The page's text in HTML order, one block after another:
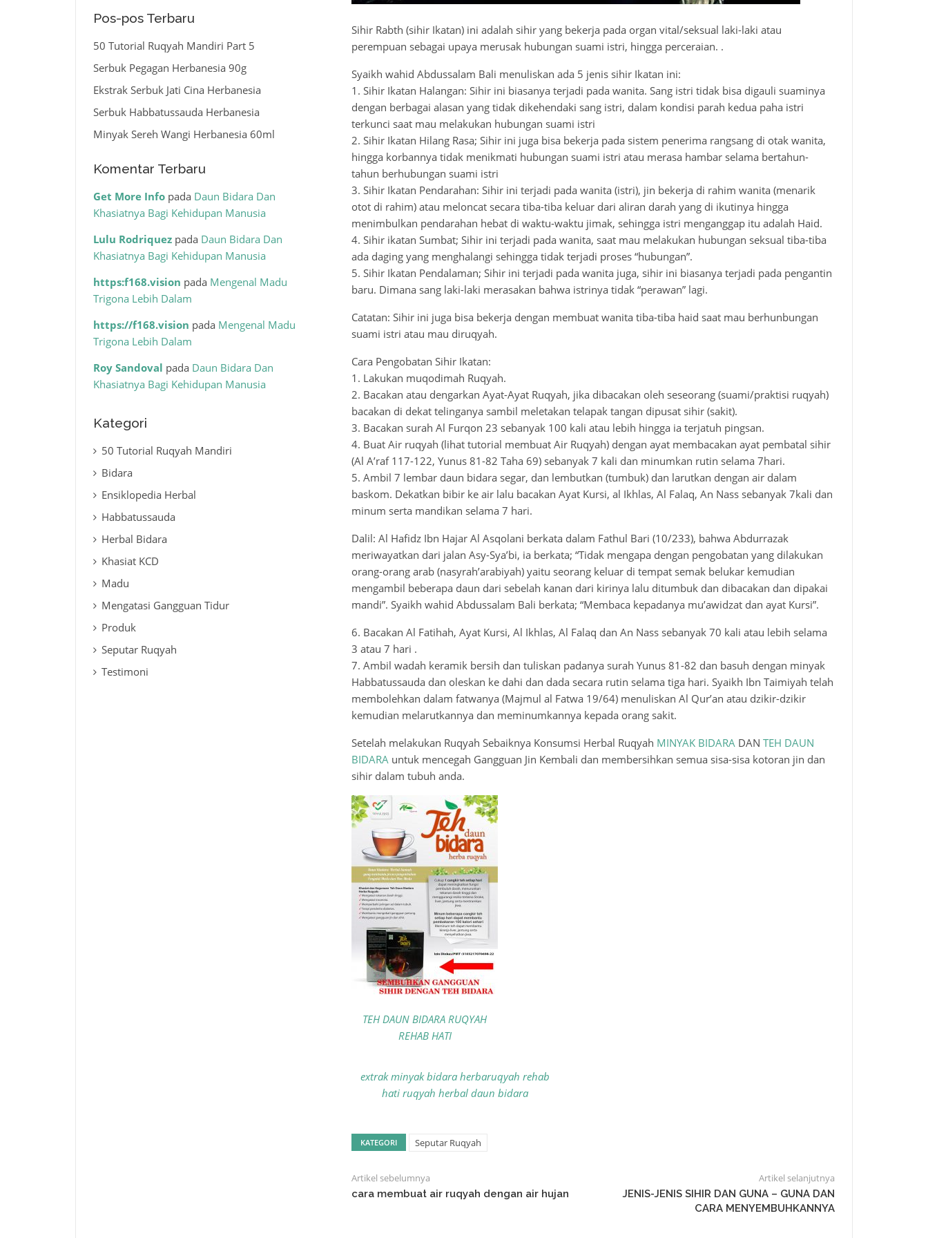
Sihir Rabth (sihir Ikatan) ini adalah sihir yang bekerja pada organ vital/seksual laki-laki atau
perempuan sebagai upaya merusak hubungan suami istri, hingga perceraian. .
Syaikh wahid Abdussalam Bali menuliskan ada 5 jenis sihir Ikatan ini:
1. Sihir Ikatan Halangan: Sihir ini biasanya terjadi pada wanita. Sang istri tidak bisa digauli suaminya
dengan berbagai alasan yang tidak dikehendaki sang istri, dalam kondisi parah kedua paha istri
terkunci saat mau melakukan hubungan suami istri
2. Sihir Ikatan Hilang Rasa; Sihir ini juga bisa bekerja pada sistem penerima rangsang di otak wanita,
hingga korbannya tidak menikmati hubungan suami istri atau merasa hambar selama bertahun-
tahun berhubungan suami istri
3. Sihir Ikatan Pendarahan: Sihir ini terjadi pada wanita (istri), jin bekerja di rahim wanita (menarik
otot di rahim) atau meloncat secara tiba-tiba keluar dari aliran darah yang di ikutinya hingga
menimbulkan pendarahan hebat di waktu-waktu jimak, sehingga istri menganggap itu adalah Haid.
4. Sihir ikatan Sumbat; Sihir ini terjadi pada wanita, saat mau melakukan hubungan seksual tiba-tiba
ada daging yang menghalangi sehingga tidak terjadi proses “hubungan”.
5. Sihir Ikatan Pendalaman; Sihir ini terjadi pada wanita juga, sihir ini biasanya terjadi pada pengantin
baru. Dimana sang laki-laki merasakan bahwa istrinya tidak “perawan” lagi.
Catatan: Sihir ini juga bisa bekerja dengan membuat wanita tiba-tiba haid saat mau berhunbungan
suami istri atau mau diruqyah.
Cara Pengobatan Sihir Ikatan:
1. Lakukan muqodimah Ruqyah.
2. Bacakan atau dengarkan Ayat-Ayat Ruqyah, jika dibacakan oleh seseorang (suami/praktisi ruqyah)
bacakan di dekat telinganya sambil meletakan telapak tangan dipusat sihir (sakit).
3. Bacakan surah Al Furqon 23 sebanyak 100 kali atau lebih hingga ia terjatuh pingsan.
4. Buat Air ruqyah (lihat tutorial membuat Air Ruqyah) dengan ayat membacakan ayat pembatal sihir
(Al A’raf 117-122, Yunus 81-82 Taha 69) sebanyak 7 kali dan minumkan rutin selama 7hari.
5. Ambil 7 lembar daun bidara segar, dan lembutkan (tumbuk) dan larutkan dengan air dalam
baskom. Dekatkan bibir ke air lalu bacakan Ayat Kursi, al Ikhlas, Al Falaq, An Nass sebanyak 7kali dan
minum serta mandikan selama 7 hari.
Dalil: Al Hafidz Ibn Hajar Al Asqolani berkata dalam Fathul Bari (10/233), bahwa Abdurrazak
meriwayatkan dari jalan Asy-Sya’bi, ia berkata; “Tidak mengapa dengan pengobatan yang dilakukan
orang-orang arab (nasyrah’arabiyah) yaitu seorang keluar di tempat semak belukar kemudian
mengambil beberapa daun dari sebelah kanan dari kirinya lalu ditumbuk dan dibacakan dan dipakai
mandi”. Syaikh wahid Abdussalam Bali berkata; “Membaca kepadanya mu’awidzat dan ayat Kursi”.
6. Bacakan Al Fatihah, Ayat Kursi, Al Ikhlas, Al Falaq dan An Nass sebanyak 70 kali atau lebih selama
3 atau 7 hari .
7. Ambil wadah keramik bersih dan tuliskan padanya surah Yunus 81-82 dan basuh dengan minyak
Habbatussauda dan oleskan ke dahi dan dada secara rutin selama tiga hari. Syaikh Ibn Taimiyah telah
membolehkan dalam fatwanya (Majmul al Fatwa 19/64) menuliskan Al Qur’an atau dzikir-dzikir
kemudian melarutkannya dan meminumkannya kepada orang sakit.
Setelah melakukan Ruqyah Sebaiknya Konsumsi Herbal Ruqyah MINYAK BIDARA DANTEH DAUN
BIDARA untuk mencegah Gangguan Jin Kembali dan membersihkan semua sisa-sisa kotoran jin dan
sihir dalam tubuh anda.
TEH DAUN BIDARA RUQYAH
REHAB HATI
extrak minyak bidara herbaruqyah rehab
hati ruqyah herbal daun bidara
KATEGORI Seputar Ruqyah
Artikel sebelumnya
cara membuat air ruqyah dengan air hujan
Artikel selanjutnya
JENIS-JENIS SIHIR DAN GUNA – GUNA DAN
CARA MENYEMBUHKANNYA
Pos-pos Terbaru
50 Tutorial Ruqyah Mandiri Part 5
Serbuk Pegagan Herbanesia 90g
Ekstrak Serbuk Jati Cina Herbanesia
Serbuk Habbatussauda Herbanesia
Minyak Sereh Wangi Herbanesia 60ml
Komentar Terbaru
Get More Infopada Daun Bidara Dan
Khasiatnya Bagi Kehidupan Manusia
Lulu Rodriquezpada Daun Bidara Dan
Khasiatnya Bagi Kehidupan Manusia
https:f168.vision pada Mengenal Madu
Trigona Lebih Dalam
https://f168.vision pada Mengenal Madu
Trigona Lebih Dalam
Roy Sandoval pada Daun Bidara Dan
Khasiatnya Bagi Kehidupan Manusia
Kategori
50 Tutorial Ruqyah Mandiri
Bidara
Ensiklopedia Herbal
Habbatussauda
Herbal Bidara
Khasiat KCD
Madu
Mengatasi Gangguan Tidur
Produk
Seputar Ruqyah
Testimoni